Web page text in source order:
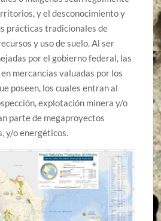
y el desconocimiento y
prácticas tradicionales de
y uso de suelo. Al ser
por el gobierno federal, las
mercancías valuadas por los
poseen, los cuales entran al
explotación minera y/o
parte de megaproyectos
y/o energéticos.